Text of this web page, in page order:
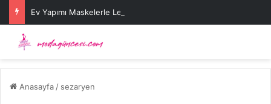
Ev Yapımı Maskelerle Leke Sorununa Çözüm Önerileri
Anasayfa / sezaryen